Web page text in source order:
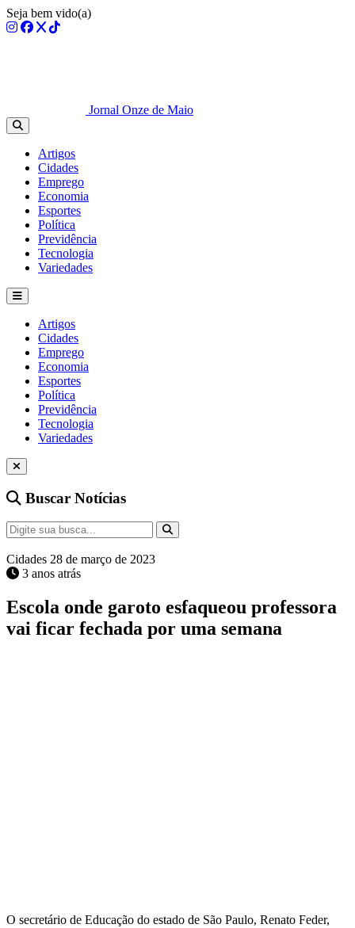
Seja bem vido(a)
Jornal Onze de Maio
Artigos
Cidades
Emprego
Economia
Esportes
Política
Previdência
Tecnologia
Variedades
Artigos
Cidades
Emprego
Economia
Esportes
Política
Previdência
Tecnologia
Variedades
Buscar Notícias
Cidades 28 de março de 2023
3 anos atrás
Escola onde garoto esfaqueou professora
vai ficar fechada por uma semana
O secretário de Educação do estado de São Paulo, Renato Feder,